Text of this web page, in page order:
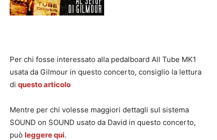
Per chi fosse interessato alla pedalboard All Tube MK1
usata da Gilmour in questo concerto, consiglio la lettura
di questo articolo
Mentre per chi volesse maggiori dettagli sul sistema
SOUND on SOUND usato da David in questo concerto,
può leggere qui.